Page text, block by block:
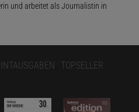
und arbeitet als Journalistin in
TOPSELLER